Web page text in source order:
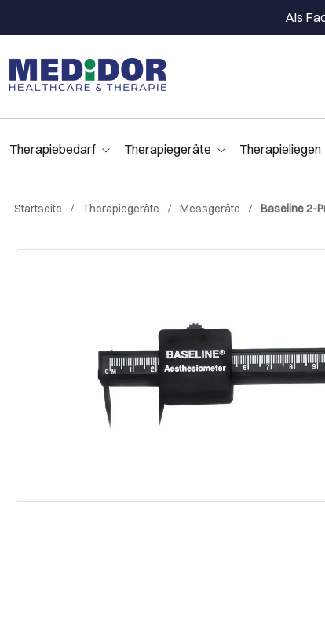
Als
Therapiebedarf Therapiegeräte Therapieliegen
Startseite Therapiegeräte Messgeräte Baseline 2-